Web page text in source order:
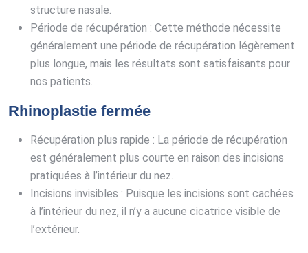
structure nasale.
Période de récupération : Cette méthode nécessite
généralement une période de récupération légèrement
plus longue, mais les résultats sont satisfaisants pour
nos patients.
Rhinoplastie fermée
Récupération plus rapide : La période de récupération
est généralement plus courte en raison des incisions
pratiquées à l’intérieur du nez.
Incisions invisibles : Puisque les incisions sont cachées
à l’intérieur du nez, il n’y a aucune cicatrice visible de
l’extérieur.